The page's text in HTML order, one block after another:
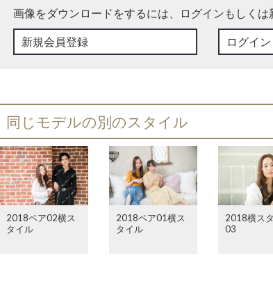
画像をダウンロードをするには、ログインもしくは
新規会員登録 ログイン
同じモデルの別のスタイル
2018ペア02横ス
タイル
2018ペア01横ス
タイル
2018横ス
03